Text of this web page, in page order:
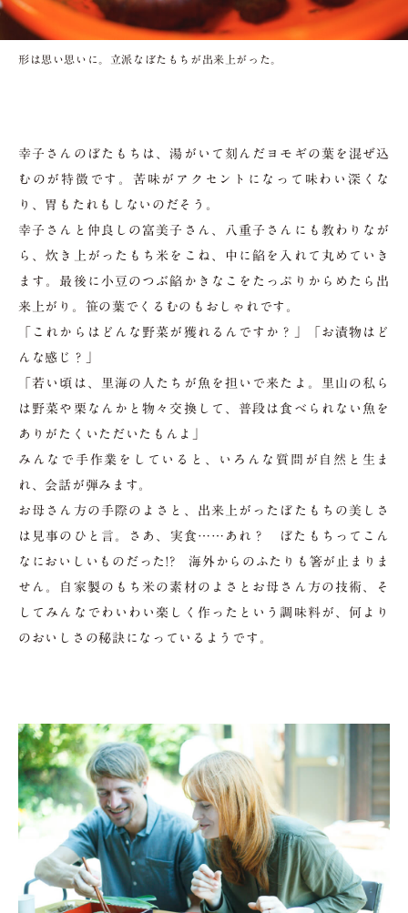
形は思い思いに。立派なぼたもちが出来上がった。
幸子さんのぼたもちは、湯がいて刻んだヨモギの葉を混ぜ込
むのが特徴です。苦味がアクセントになって味わい深くな
り、胃もたれもしないのだそう。
幸子さんと仲良しの富美子さん、八重子さんにも教わりなが
ら、炊き上がったもち米をこね、中に餡を入れて丸めていき
ます。最後に小豆のつぶ餡かきなこをたっぷりからめたら出
来上がり。笹の葉でくるむのもおしゃれです。
「これからはどんな野菜が獲れるんですか？」「お漬物はど
んな感じ？」
「若い頃は、里海の人たちが魚を担いで来たよ。里山の私ら
は野菜や栗なんかと物々交換して、普段は食べられない魚を
ありがたくいただいたもんよ」
みんなで手作業をしていると、いろんな質問が自然と生ま
れ、会話が弾みます。
お母さん方の手際のよさと、出来上がったぼたもちの美しさ
は見事のひと言。さあ、実食……あれ？ ぼたもちってこん
なにおいしいものだった!? 海外からのふたりも箸が止まりま
せん。自家製のもち米の素材のよさとお母さん方の技術、そ
してみんなでわいわい楽しく作ったという調味料が、何より
のおいしさの秘訣になっているようです。